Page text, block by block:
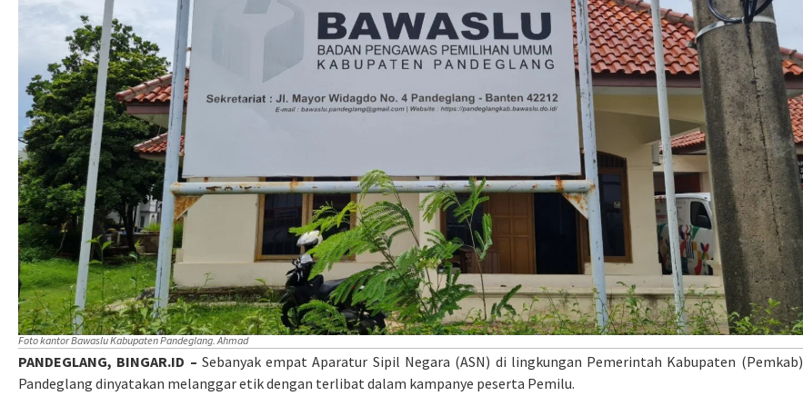
Foto kantor Bawaslu Kabupaten Pandeglang. Ahmad
PANDEGLANG, BINGAR.ID – Sebanyak empat Aparatur Sipil Negara (ASN) di lingkungan Pemerintah Kabupaten (Pemkab)
Pandeglang dinyatakan melanggar etik dengan terlibat dalam kampanye peserta Pemilu.